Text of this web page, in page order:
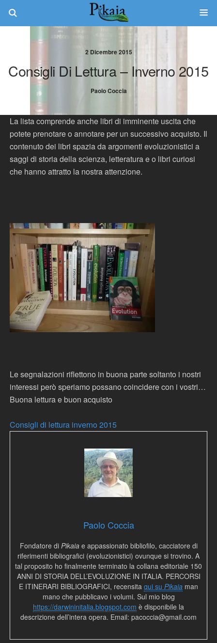
2 Dicembre 2015
Consigli Di Lettura – Inverno 2015
Paolo Coccia
La lista comprende anche libri di imminente uscita che
potete prenotare o annotare per un successivo acquisto. Il
contenuto dei libri spazia da argomenti evoluzionistici a
saggi di storia della scienza, letteratura e o libri curiosi
che hanno attratto la nostra attenzione.
Le segnalazioni riflettono in buona parte soltanto i nostri
interessi però speriamo possano coincidere con i vostri…
Buona lettura e buon acquisto
Consigli di lettura inverno 2015
Paolo Coccia
Fondatore di Pikaiae appassionato bibliofilo, cacciatore di
riferimenti bibliografici (evoluzionistici) ovunque si trovino. A
tal proposito ho finalmente terminato la collana editoriale 150
ANNI DI STORIA DELL’EVOLUZIONE IN ITALIA. PERCORSI
E ITINERARI BIBLIOGRAFICI, recensita qui su Pikaia man
mano che pubblicavo i volumi. Sul mio blog
https://darwininitalia.blogspot.com è disponibile la
descrizione dell’intera opera. Email: pacoccia@gmail.com